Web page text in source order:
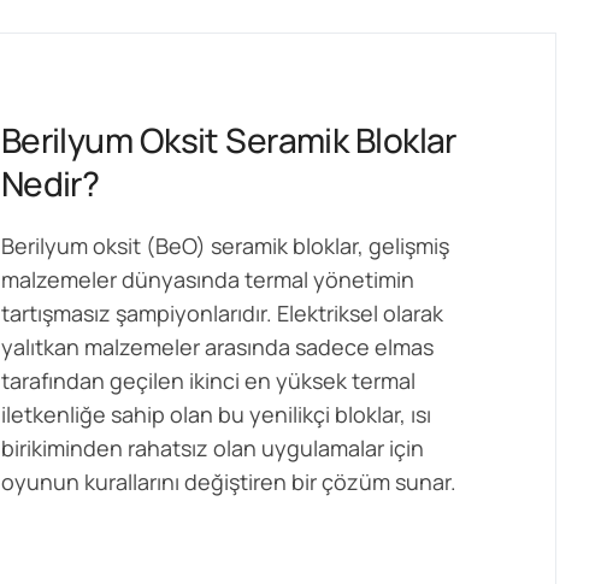
Berilyum Oksit Seramik Bloklar
Nedir?
Berilyum oksit (BeO) seramik bloklar, gelişmiş
malzemeler dünyasında termal yönetimin
tartışmasız şampiyonlarıdır. Elektriksel olarak
yalıtkan malzemeler arasında sadece elmas
tarafından geçilen ikinci en yüksek termal
iletkenliğe sahip olan bu yenilikçi bloklar, ısı
birikiminden rahatsız olan uygulamalar için
oyunun kurallarını değiştiren bir çözüm sunar.